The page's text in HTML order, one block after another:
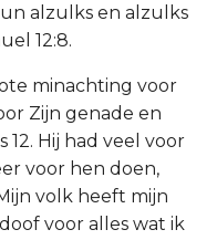
alzulks en alzulks
12:8.
minachting voor
Zijn genade en
Hij had veel voor
voor hen doen,
volk heeft mijn
voor alles wat ik